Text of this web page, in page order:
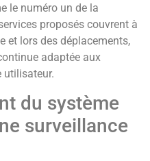
le numéro un de la
proposés couvrent à
et lors des déplacements,
adaptée aux
utilisateur.
du système
surveillance